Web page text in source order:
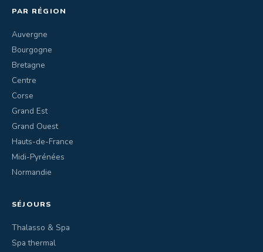
PAR RÉGION
Auvergne
Bourgogne
Bretagne
Centre
Corse
Grand Est
Grand Ouest
Hauts-de-France
Midi-Pyrénées
Normandie
SÉJOURS
Thalasso & Spa
Spa thermal